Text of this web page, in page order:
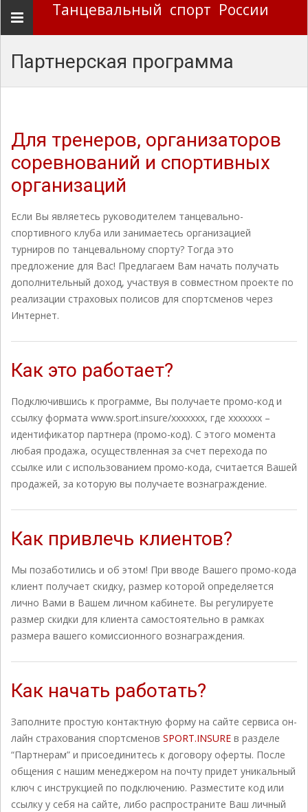
НавигацияТанцевальный спорт России
Партнерская программа
Для тренеров, организаторов
соревнований и спортивных
организаций
Если Вы являетесь руководителем танцевально-
спортивного клуба или занимаетесь организацией
турниров по танцевальному спорту? Тогда это
предложение для Вас! Предлагаем Вам начать получать
дополнительный доход, участвуя в совместном проекте по
реализации страховых полисов для спортсменов через
Интернет.
Как это работает?
Подключившись к программе, Вы получаете промо-код и
ссылку формата www.sport.insure/xxxxxxx, где xxxxxxx –
идентификатор партнера (промо-код). С этого момента
любая продажа, осуществленная за счет перехода по
ссылке или с использованием промо-кода, считается Вашей
продажей, за которую вы получаете вознаграждение.
Как привлечь клиентов?
Мы позаботились и об этом! При вводе Вашего промо-кода
клиент получает скидку, размер которой определяется
лично Вами в Вашем личном кабинете. Вы регулируете
размер скидки для клиента самостоятельно в рамках
размера вашего комиссионного вознаграждения.
Как начать работать?
Заполните простую контактную форму на сайте сервиса он-
лайн страхования спортсменов SPORT.INSURE в разделе
“Партнерам” и присоединитесь к договору офeрты. После
общения с нашим менеджером на почту придет уникальный
ключ с инструкцией по подключению. Разместите код или
ссылку у себя на сайте, либо распространите Ваш личный